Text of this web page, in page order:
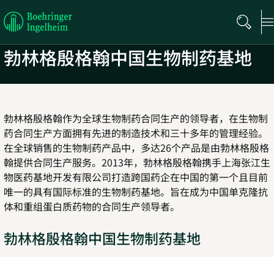
Boehringer
Ingelheim
勃林格殷格翰中国生物制药基地
勃林格殷格翰作为全球生物制药合同生产的领导者，在生物制
药合同生产方面拥有先进的制造技术和三十多年的管理经验。
在全球销售的生物制药产品中，多达26个产品是由勃林格殷格
翰提供合同生产服务。2013年，勃林格殷格翰携手上海张江生
物医药基地开发有限公司打造跨国药企在中国的第一个且目前
唯一的具有国际标准的生物制药基地。旨在成为中国单克隆抗
体和重组蛋白质药物的合同生产领导者。
勃林格殷格翰中国生物制药基地